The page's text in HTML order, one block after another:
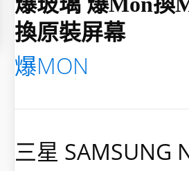
換原裝屏幕
爆MON
三星 SAMSUNG